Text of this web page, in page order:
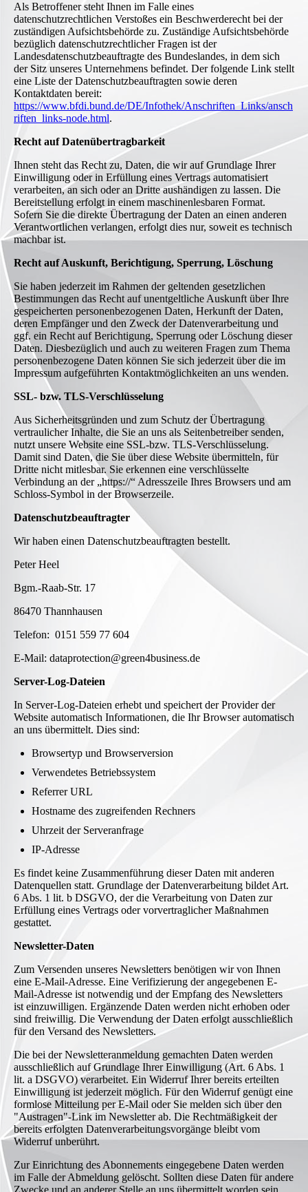
Als Betroffener steht Ihnen im Falle eines
datenschutzrechtlichen Verstoßes ein Beschwerderecht bei der
zuständigen Aufsichtsbehörde zu. Zuständige Aufsichtsbehörde
bezüglich datenschutzrechtlicher Fragen ist der
Landesdatenschutzbeauftragte des Bundeslandes, in dem sich
der Sitz unseres Unternehmens befindet. Der folgende Link stellt
eine Liste der Datenschutzbeauftragten sowie deren
Kontaktdaten bereit:
https://www.bfdi.bund.de/DE/Infothek/Anschriften_Links/ansch
riften_links-node.html.
Recht auf Datenübertragbarkeit
Ihnen steht das Recht zu, Daten, die wir auf Grundlage Ihrer
Einwilligung oder in Erfüllung eines Vertrags automatisiert
verarbeiten, an sich oder an Dritte aushändigen zu lassen. Die
Bereitstellung erfolgt in einem maschinenlesbaren Format.
Sofern Sie die direkte Übertragung der Daten an einen anderen
Verantwortlichen verlangen, erfolgt dies nur, soweit es technisch
machbar ist.
Recht auf Auskunft, Berichtigung, Sperrung, Löschung
Sie haben jederzeit im Rahmen der geltenden gesetzlichen
Bestimmungen das Recht auf unentgeltliche Auskunft über Ihre
gespeicherten personenbezogenen Daten, Herkunft der Daten,
deren Empfänger und den Zweck der Datenverarbeitung und
ggf. ein Recht auf Berichtigung, Sperrung oder Löschung dieser
Daten. Diesbezüglich und auch zu weiteren Fragen zum Thema
personenbezogene Daten können Sie sich jederzeit über die im
Impressum aufgeführten Kontaktmöglichkeiten an uns wenden.
SSL- bzw. TLS-Verschlüsselung
Aus Sicherheitsgründen und zum Schutz der Übertragung
vertraulicher Inhalte, die Sie an uns als Seitenbetreiber senden,
nutzt unsere Website eine SSL-bzw. TLS-Verschlüsselung.
Damit sind Daten, die Sie über diese Website übermitteln, für
Dritte nicht mitlesbar. Sie erkennen eine verschlüsselte
Verbindung an der „https://“ Adresszeile Ihres Browsers und am
Schloss-Symbol in der Browserzeile.
Datenschutzbeauftragter
Wir haben einen Datenschutzbeauftragten bestellt.
Peter Heel
Bgm.-Raab-Str. 17
86470 Thannhausen
Telefon: 0151 559 77 604
E-Mail: dataprotection@green4business.de
Server-Log-Dateien
In Server-Log-Dateien erhebt und speichert der Provider der
Website automatisch Informationen, die Ihr Browser automatisch
an uns übermittelt. Dies sind:
Browsertyp und Browserversion
Verwendetes Betriebssystem
Referrer URL
Hostname des zugreifenden Rechners
Uhrzeit der Serveranfrage
IP-Adresse
Es findet keine Zusammenführung dieser Daten mit anderen
Datenquellen statt. Grundlage der Datenverarbeitung bildet Art.
6 Abs. 1 lit. b DSGVO, der die Verarbeitung von Daten zur
Erfüllung eines Vertrags oder vorvertraglicher Maßnahmen
gestattet.
Newsletter-Daten
Zum Versenden unseres Newsletters benötigen wir von Ihnen
eine E-Mail-Adresse. Eine Verifizierung der angegebenen E-
Mail-Adresse ist notwendig und der Empfang des Newsletters
ist einzuwilligen. Ergänzende Daten werden nicht erhoben oder
sind freiwillig. Die Verwendung der Daten erfolgt ausschließlich
für den Versand des Newsletters.
Die bei der Newsletteranmeldung gemachten Daten werden
ausschließlich auf Grundlage Ihrer Einwilligung (Art. 6 Abs. 1
lit. a DSGVO) verarbeitet. Ein Widerruf Ihrer bereits erteilten
Einwilligung ist jederzeit möglich. Für den Widerruf genügt eine
formlose Mitteilung per E-Mail oder Sie melden sich über den
"Austragen"-Link im Newsletter ab. Die Rechtmäßigkeit der
bereits erfolgten Datenverarbeitungsvorgänge bleibt vom
Widerruf unberührt.
Zur Einrichtung des Abonnements eingegebene Daten werden
im Falle der Abmeldung gelöscht. Sollten diese Daten für andere